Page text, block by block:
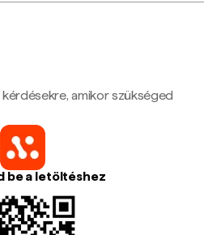
amikor szükséged
be a letöltéshez